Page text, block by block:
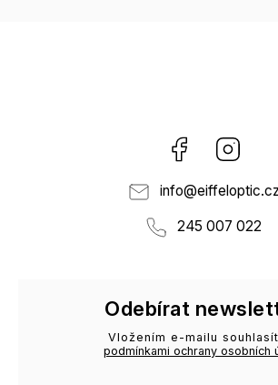
Facebook
info@eiffeloptic.cz
245 007 022
Odebírat
Vložením e-mailu
podmínkami ochrany osobních